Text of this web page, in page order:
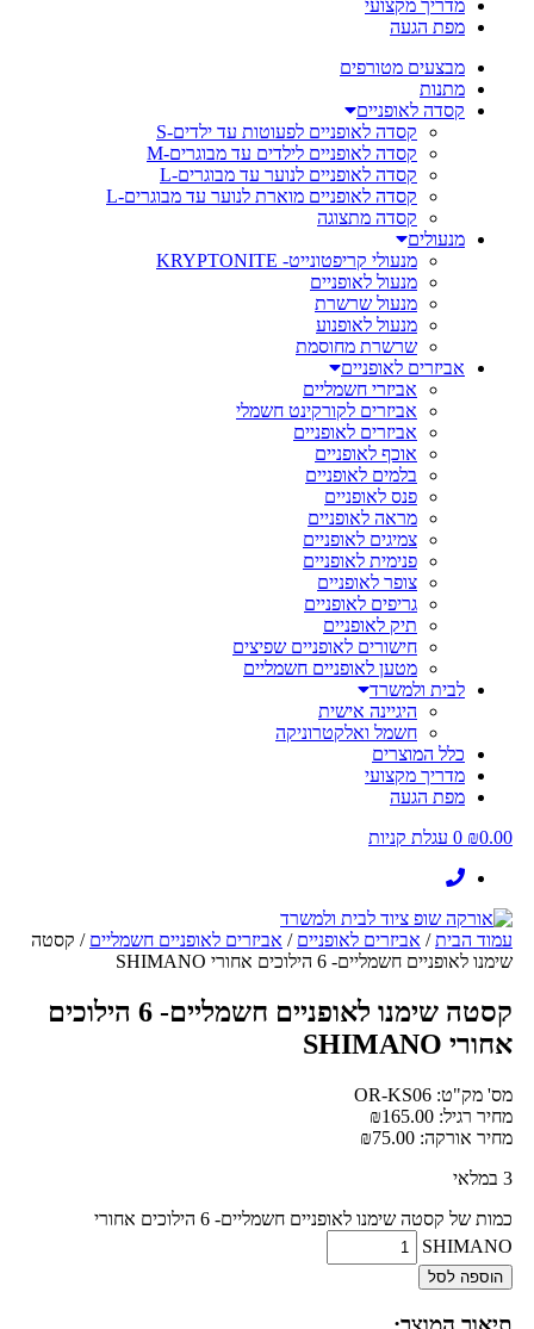
מדריך מקצועי
מפת הגעה
מבצעים מטורפים
מתנות
קסדה לאופניים
קסדה לאופניים לפעוטות עד ילדים-S
קסדה לאופניים לילדים עד מבוגרים-M
קסדה לאופניים לנוער עד מבוגרים-L
קסדה לאופניים מוארת לנוער עד מבוגרים-L
קסדה מתצוגה
מנעולים
מנעולי קריפטונייט- KRYPTONITE
מנעול לאופניים
מנעול שרשרת
מנעול לאופנוע
שרשרת מחוסמת
אביזרים לאופניים
אביזרי חשמליים
אביזרים לקורקינט חשמלי
אביזרים לאופניים
אוכף לאופניים
בלמים לאופניים
פנס לאופניים
מראה לאופניים
צמיגים לאופניים
פנימית לאופניים
צופר לאופניים
גריפים לאופניים
תיק לאופניים
חישורים לאופניים שפיצים
מטען לאופניים חשמליים
לבית ולמשרד
היגיינה אישית
חשמל ואלקטרוניקה
כלל המוצרים
מדריך מקצועי
מפת הגעה
₪0.00
0 עגלת קניות
עמוד הבית/ אביזרים לאופניים / אביזרים לאופניים חשמליים / קסטה
שימנו לאופניים חשמליים- 6 הילוכים אחורי SHIMANO
קסטה שימנו לאופניים חשמליים- 6 הילוכים
אחורי SHIMANO
מס' מק"ט: OR-KS06
מחיר רגיל:
₪165.00
מחיר אורקה:
₪75.00
3 במלאי
כמות של קסטה שימנו לאופניים חשמליים- 6 הילוכים אחורי
SHIMANO
הוספה לסל